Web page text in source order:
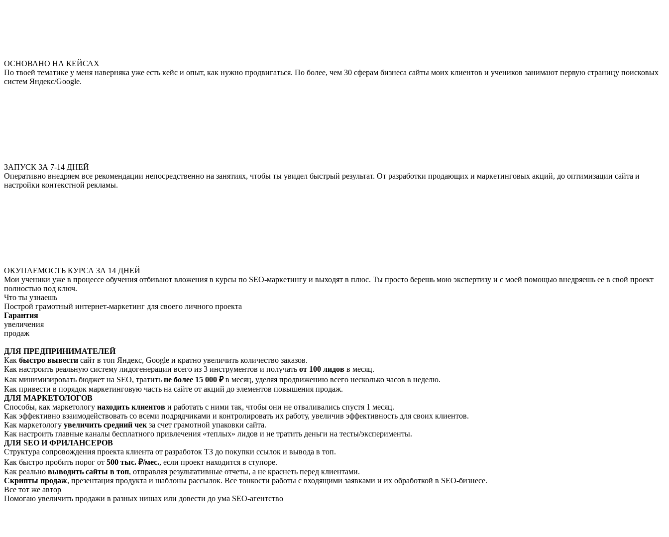
ОСНОВАНО НА КЕЙСАХ
По твоей тематике у меня наверняка уже есть кейс и опыт, как нужно продвигаться. По более, чем 30 сферам бизнеса сайты моих клиентов и учеников занимают первую страницу поисковых
систем Яндекс/Google.
ЗАПУСК ЗА 7-14 ДНЕЙ
Оперативно внедряем все рекомендации непосредственно на занятиях, чтобы ты увидел быстрый результат. От разработки продающих и маркетинговых акций, до оптимизации сайта и
настройки контекстной рекламы.
ОКУПАЕМОСТЬ КУРСА ЗА 14 ДНЕЙ
Мои ученики уже в процессе обучения отбивают вложения в курсы по SEO-маркетингу и выходят в плюс. Ты просто берешь мою экспертизу и с моей помощью внедряешь ее в свой проект
полностью под ключ.
Что ты узнаешь
Построй грамотный интернет-маркетинг для своего личного проекта
Гарантия
увеличения
продаж
ДЛЯ ПРЕДПРИНИМАТЕЛЕЙ
Как быстро вывести сайт в топ Яндекс, Google и кратно увеличить количество заказов.
Как настроить реальную систему лидогенерации всего из 3 инструментов и получать от 100 лидов в месяц.
Как минимизировать бюджет на SEO, тратить не более 15 000 ₽в месяц, уделяя продвижению всего несколько часов в неделю.
Как привести в порядок маркетинговую часть на сайте от акций до элементов повышения продаж.
ДЛЯ МАРКЕТОЛОГОВ
Способы, как маркетологу находить клиентов и работать с ними так, чтобы они не отваливались спустя 1 месяц.
Как эффективно взаимодействовать со всеми подрядчиками и контролировать их работу, увеличив эффективность для своих клиентов.
Как маркетологу увеличить средний чек за счет грамотной упаковки сайта.
Как настроить главные каналы бесплатного привлечения «теплых» лидов и не тратить деньги на тесты/эксперименты.
ДЛЯ SEO И ФРИЛАНСЕРОВ
Структура сопровождения проекта клиента от разработок ТЗ до покупки ссылок и вывода в топ.
Как быстро пробить порог от 500 тыс. ₽/мес., если проект находится в ступоре.
Как реально выводить сайты в топ, отправляя результативные отчеты, а не краснеть перед клиентами.
Скрипты продаж, презентация продукта и шаблоны рассылок. Все тонкости работы с входящими заявками и их обработкой в SEO-бизнесе.
Все тот же автор
Помогаю увеличить продажи в разных нишах или довести до ума SEO-агентство